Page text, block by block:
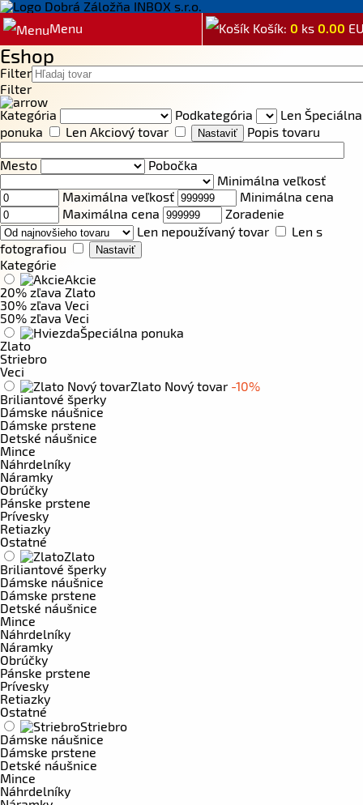
Menu Košík: 0 ks 0.00
Eshop
Filter
Filter
Kategória
Podkategória
Len Špeciálna
ponuka
Len Akciový tovar Popis tovaru
Mesto
Pobočka
Minimálna veľkosť
Maximálna veľkosť
Minimálna cena
Maximálna cena
Zoradenie
Len nepoužívaný tovar
Len s
fotografiou
Kategórie
Akcie
20% zľava Zlato
30% zľava Veci
50% zľava Veci
Špeciálna ponuka
Zlato
Striebro
Veci
Zlato Nový tovar -10%
Briliantové šperky
Dámske náušnice
Dámske prstene
Detské náušnice
Mince
Náhrdelníky
Náramky
Obrúčky
Pánske prstene
Prívesky
Retiazky
Ostatné
Zlato
Briliantové šperky
Dámske náušnice
Dámske prstene
Detské náušnice
Mince
Náhrdelníky
Náramky
Obrúčky
Pánske prstene
Prívesky
Retiazky
Ostatné
Striebro
Dámske náušnice
Dámske prstene
Detské náušnice
Mince
Náhrdelníky